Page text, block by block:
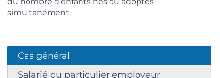
simultanément.
Cas général
Salarié du particulier employeur